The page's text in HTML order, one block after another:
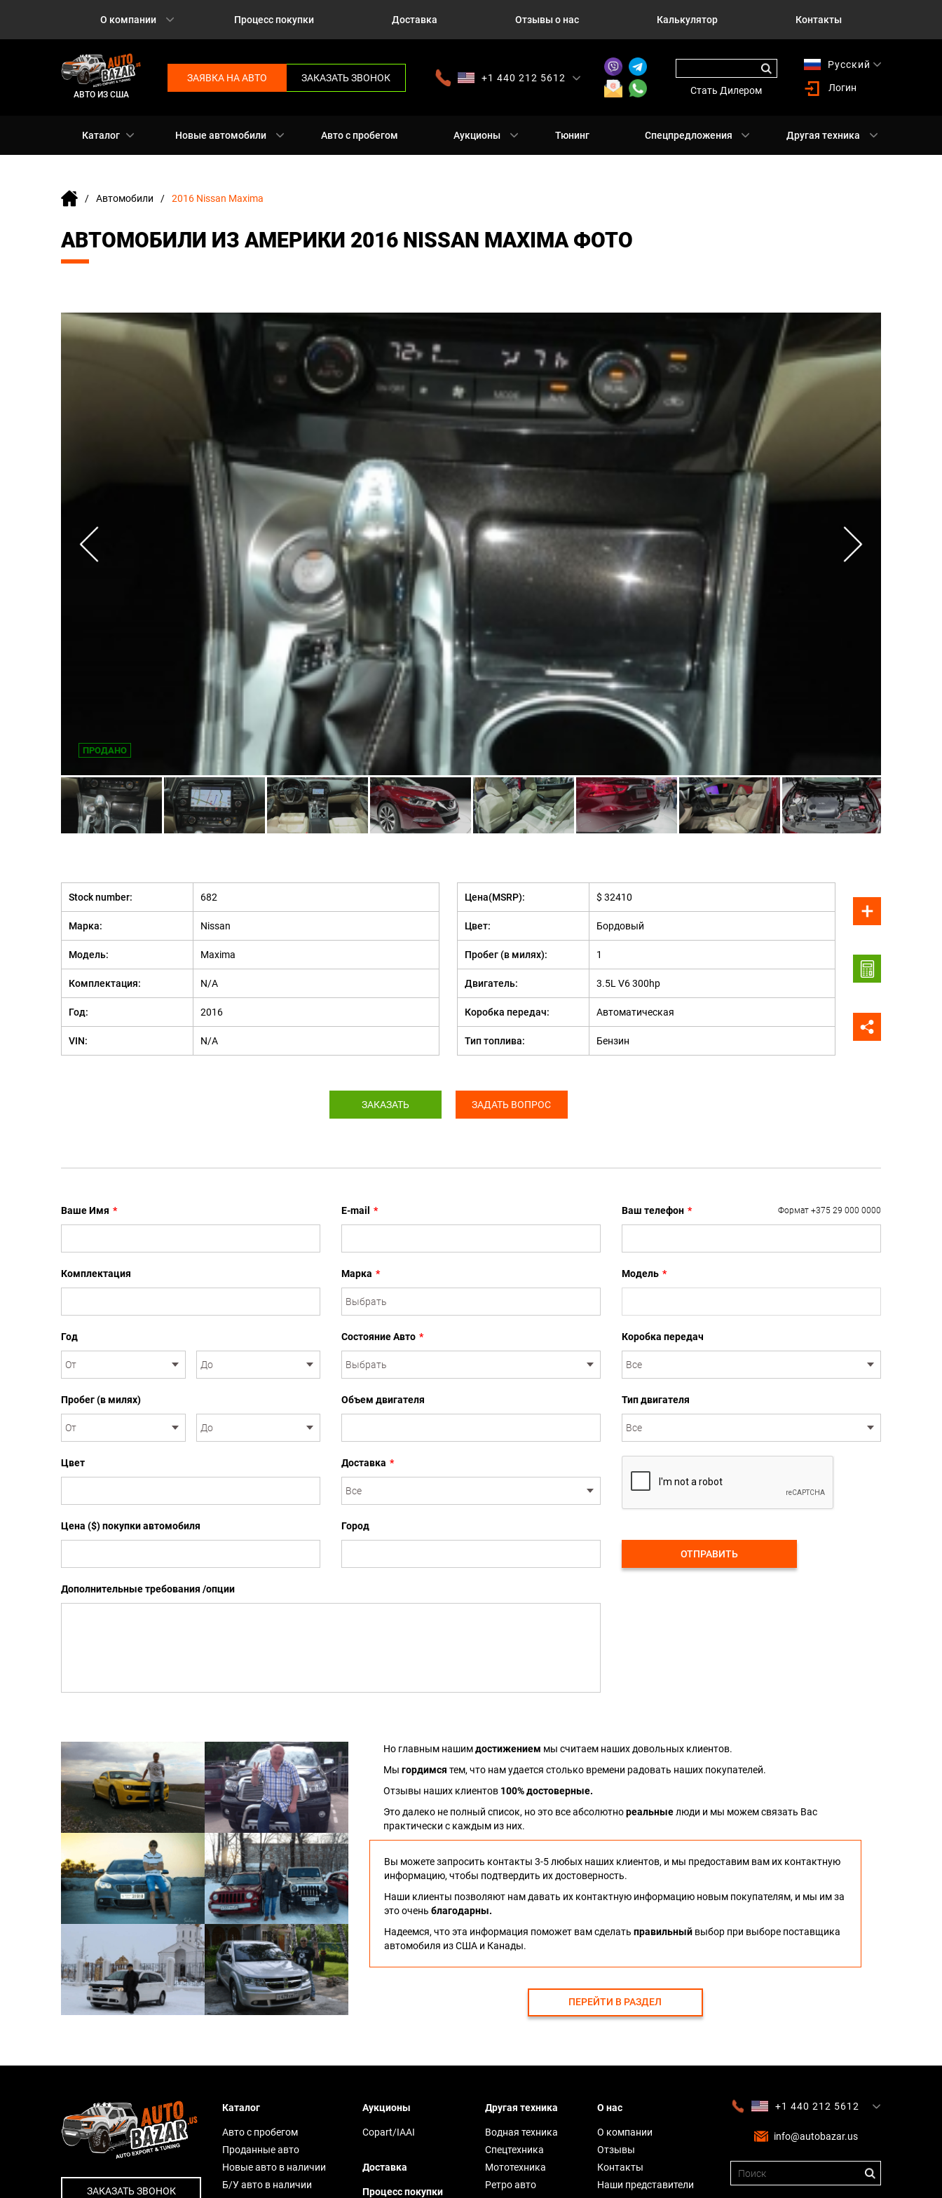
О компании Процесс покупки Доставка Отзывы о нас Калькулятор Контакты
АВТО ИЗ США
ЗАЯВКА НА АВТО ЗАКАЗАТЬ ЗВОНОК
+1 440 212 5612
Стать Дилером
Русский
Логин
Каталог Новые автомобили Авто с пробегом Аукционы Тюнинг Спецпредложения Другая техника
Автомобили 2016 Nissan Maxima
АВТОМОБИЛИ ИЗ АМЕРИКИ 2016 NISSAN MAXIMA ФОТО
ПРОДАНО
Stock number: 682
Марка: Nissan
Модель: Maxima
Комплектация: N/A
Год: 2016
VIN: N/A
Цена(MSRP): $ 32410
Цвет: Бордовый
Пробег (в милях): 1
Двигатель: 3.5L V6 300hp
Коробка передач: Автоматическая
Тип топлива: Бензин
ЗАКАЗАТЬ ЗАДАТЬ ВОПРОС
Ваше Имя *
Комплектация
Год
Пробег (в милях)
Цвет
Цена ($) покупки автомобиля
Дополнительные требования /опции
E-mail *
Марка *
Состояние Авто *
Объем двигателя
Доставка *
Город
Ваш телефон * Формат +375 29 000 0000
Модель *
Коробка передач
Тип двигателя
ОТПРАВИТЬ
Но главным нашимдостижением мы считаем наших довольных клиентов.
Мы гордимся тем, что нам удается столько времени радовать наших покупателей.
Отзывы наших клиентов 100% достоверные.
Это далеко не полный список, но это все абсолютнореальныелюди и мы можем связать Вас
практически с каждым из них.
Вы можете запросить контакты 3-5 любых наших клиентов, и мы предоставим вам их контактную
информацию, чтобы подтвердить их достоверность.
Наши клиенты позволяют нам давать их контактную информацию новым покупателям, и мы им за
это очень благодарны.
Надеемся, что эта информация поможет вам сделать правильныйвыбор при выборе поставщика
автомобиля из США и Канады.
ПЕРЕЙТИ В РАЗДЕЛ
ЗАКАЗАТЬ ЗВОНОК
Каталог
Авто с пробегом
Проданные авто
Новые авто в наличии
Б/У авто в наличии
Аукционы
Copart/IAAI
Доставка
Процесс покупки
Другая техника
Водная техника
Спецтехника
Мототехника
Ретро авто
О нас
О компании
Отзывы
Контакты
Наши представители
+1 440 212 5612
info@autobazar.us